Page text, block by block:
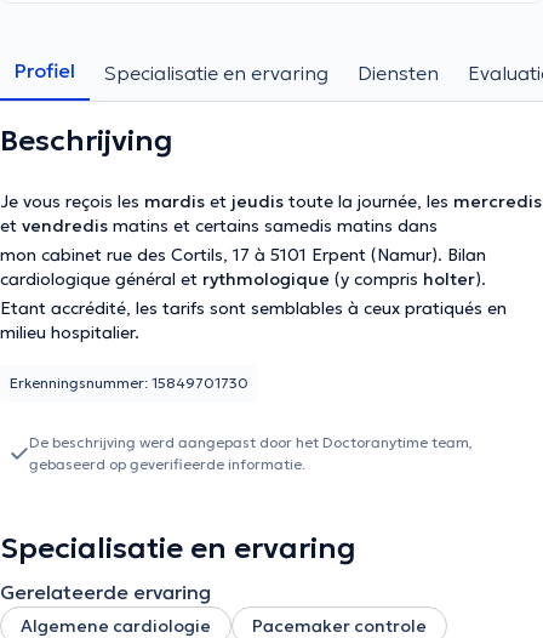
Profiel Specialisatie en ervaring Diensten
Beschrijving
Je vous reçois les mardis et jeudis toute la journée, les mercredis
et vendredis
matins et certains samedis matins dans
mon cabinet rue des Cortils, 17 à 5101 Erpent (Namur). Bilan
cardiologique général et rythmologique (y compris holter).
Etant accrédité, les tarifs sont semblables à ceux pratiqués en
milieu hospitalier.
Erkenningsnummer: 15849701730
De beschrijving werd aangepast door het Doctoranytime team,
gebaseerd op geverifieerde informatie.
Specialisatie en ervaring
Gerelateerde ervaring
Algemene cardiologie
Pacemaker controle